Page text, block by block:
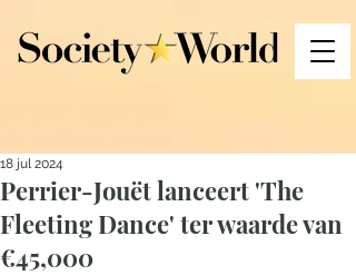
Perrier-Jouët lanceert 'The
Fleeting Dance' ter waarde van
€45,000
18 jul 2024